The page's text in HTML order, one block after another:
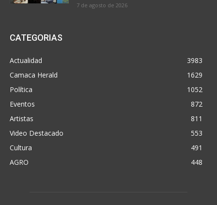
7 de agosto de 2026
CATEGORIAS
Actualidad
3983
Camaca Herald
1629
Política
1052
Eventos
872
Artistas
811
Video Destacado
553
Cultura
491
AGRO
448